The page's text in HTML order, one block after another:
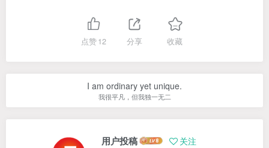
点赞12 分享 收藏
I am ordinary yet unique.
我很平凡，但我独一无二
用户投稿 关注